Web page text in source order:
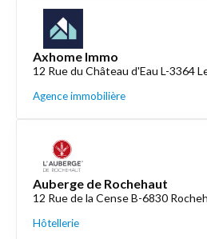
Axhome Immo
12 Rue du Château d'Eau L-3364
Agence immobilière
Auberge de Rochehaut
12 Rue de la Cense B-6830
Hôtellerie